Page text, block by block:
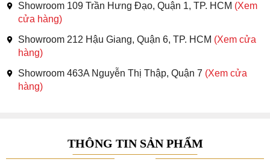
Showroom 109 Trần Hưng Đạo, Quận 1, TP. HCM (Xem
cửa hàng)
Showroom 212 Hậu Giang, Quận 6, TP. HCM (Xem cửa
hàng)
Showroom 463A Nguyễn Thị Thập, Quận 7 (Xem cửa
hàng)
THÔNG TIN SẢN PHẨM